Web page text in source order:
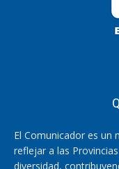
El Comunicador es un
reflejar a las
diversidad,